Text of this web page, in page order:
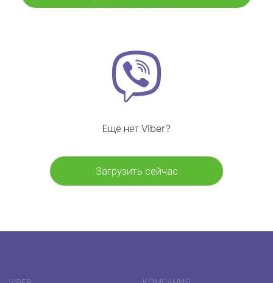
Ещё нет Viber?
Загрузить сейчас